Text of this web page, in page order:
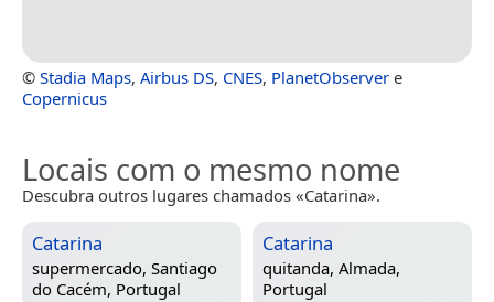
© Stadia Maps, Airbus DS, CNES, PlanetObserver e
Copernicus
Locais com o mesmo nome
Descubra outros lugares chamados «Catarina».
Catarina
supermercado, Santiago
do Cacém, Portugal
Catarina
quitanda, Almada,
Portugal